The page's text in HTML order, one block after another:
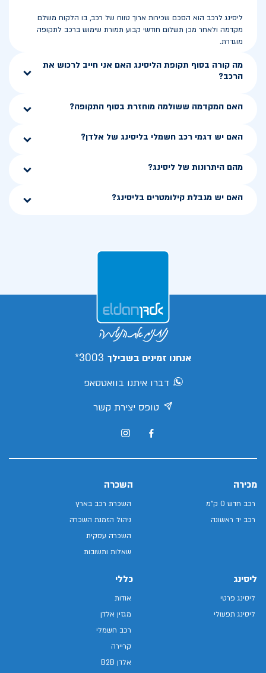
ליסינג לרכב הוא הסכם שכירות ארוך טווח של רכב, בו הלקוח משלם
מקדמה ולאחר מכן תשלום חודשי קבוע תמורת שימוש ברכב לתקופה
מוגדרת.
מה קורה בסוף תקופת הליסינג האם אני חייב לרכוש את
הרכב?
האם המקדמה ששולמה מוחזרת בסוף התקופה?
האם יש דגמי רכב חשמלי בליסינג של אלדן?
מהם היתרונות של ליסינג?
האם יש מגבלת קילומטרים בליסינג?
אנחנו זמינים בשבילך 3003*
דברו איתנו בוואטסאפ
טופס יצירת קשר
מכירה
רכב חדש 0 ק"מ
רכב יד ראשונה
השכרה
השכרת רכב בארץ
ניהול הזמנת השכרה
השכרה עסקית
שאלות ותשובות
ליסינג
ליסינג פרטי
ליסינג תפעולי
כללי
אודות
מגזין אלדן
רכב חשמלי
קריירה
אלדן B2B